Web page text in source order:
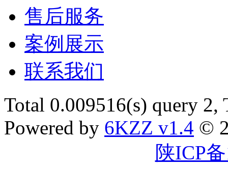
售后服务
案例展示
联系我们
Total 0.009516(s) query
Powered by 6KZZ v1.4 ©
陕ICP